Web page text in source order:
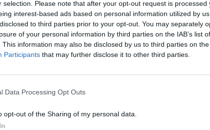
selection. Please note that after your opt-out request is processed
interest-based ads based on personal information utilized by
to third parties prior to your opt-out. You may separately
of your personal information by third parties on the IAB’s list
This information may also be disclosed by us to third parties on the
Participants that may further disclose it to other third parties.
Data Processing Opt Outs
opt-out of the Sharing of my personal data.
moters nužudymas
Visi įrašai
Pamatykite filmuotą medžiagą: ištrauktas
Žinios | Lietuvos diena